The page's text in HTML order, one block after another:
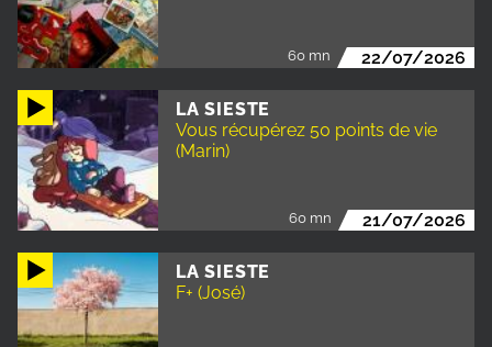
60 mn 22/07/2026
LA SIESTE
Vous récupérez 50 points de vie
(Marin)
60 mn 21/07/2026
LA SIESTE
F+ (José)